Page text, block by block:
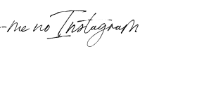
me no Instagram